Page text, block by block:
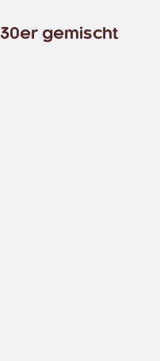
gemischt
hinzufügen